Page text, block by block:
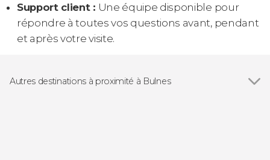
Support client : Une équipe disponible pour
répondre à toutes vos questions avant, pendant
et après votre visite.
Autres destinations à proximité à Bulnes